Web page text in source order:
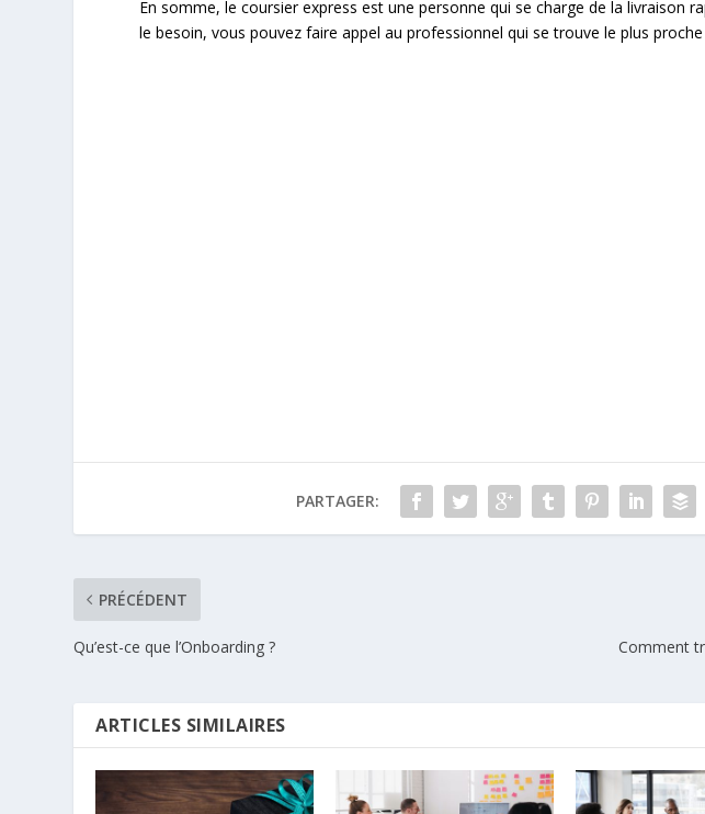
En somme, le coursier express est une personne qui se charge de la livraison
le besoin, vous pouvez faire appel au professionnel qui se trouve le plus
PARTAGER:
PRÉCÉDENT
Qu’est-ce que l’Onboarding ?
Comment
ARTICLES SIMILAIRES